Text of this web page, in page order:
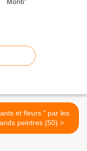
et fleurs " par les
grands peintres (50) >